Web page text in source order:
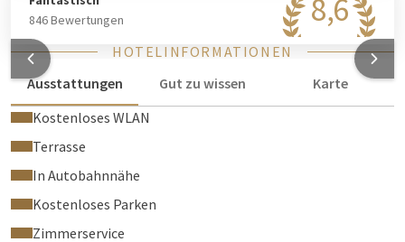
8,6
846 Bewertungen
HOTELINFORMATIONEN
Ausstattungen
Gut zu wissen
Karte
Kostenloses WLAN
Terrasse
In Autobahnnähe
Kostenloses Parken
Zimmerservice